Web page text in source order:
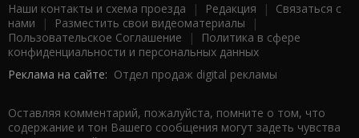
Наши контакты и схема проезда | Редакция | Связаться с
нами | Разместить свои видеоматериалы |
Пользовательское Соглашение |
Политика в сфере
конфиденциальности и персональных данных
Реклама на сайте: Отдел продаж digital рекламы
Оставляя комментарий, пожалуйста, помните о том, что
содержание и тон Вашего сообщения могут задеть чувства